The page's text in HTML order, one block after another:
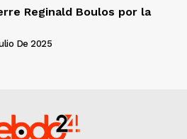
Reginald Boulos por la
De 2025